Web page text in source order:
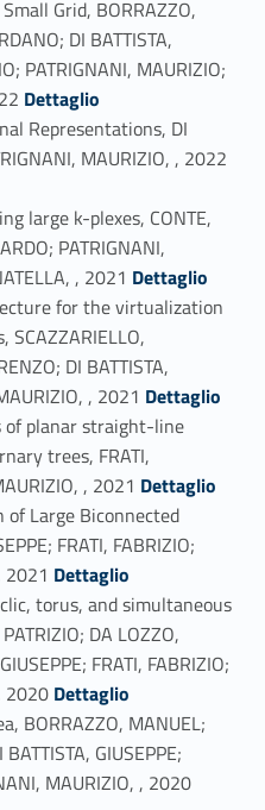
Grid, BORRAZZO,
DI BATTISTA,
PATRIGNANI, MAURIZIO;
Link identifier #identifier_person_182960-15
Dettaglio
Representations, DI
MAURIZIO, , 2022
large k-plexes, CONTE,
PATRIGNANI,
, 2021 Link identifier #identifier_person_184909-17
Dettaglio
for the virtualization
DI BATTISTA,
, 2021 Link identifier #identifier_person_55350-18
Dettaglio
of planar straight-line
trees, FRATI,
, 2021 Link identifier #identifier_person_87562-19
Dettaglio
Large Biconnected
FRATI, FABRIZIO;
2021 Link identifier #identifier_person_27245-20
Dettaglio
torus, and simultaneous
DA LOZZO,
FRATI, FABRIZIO;
2020 Link identifier #identifier_person_23544-21
Dettaglio
BORRAZZO, MANUEL;
GIUSEPPE;
MAURIZIO, , 2020